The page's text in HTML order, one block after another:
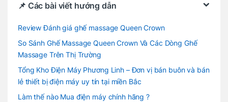
📌 Các bài viết hướng dẫn
Review Đánh giá ghế massage Queen Crown
So Sánh Ghế Massage Queen Crown Và Các Dòng Ghế
Massage Trên Thị Trường
Tổng Kho Điện Máy Phương Linh – Đơn vị bán buôn và bán
lẻ thiết bị điện máy uy tín tại miền Bắc
Làm thế nào Mua điện máy chính hãng ?